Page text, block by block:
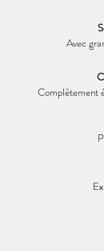
Avec
Complètement